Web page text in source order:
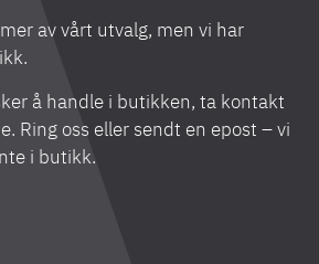
av vårt utvalg, men vi har
å handle i butikken, ta kontakt
Ring oss eller sendt en epost – vi
i butikk.